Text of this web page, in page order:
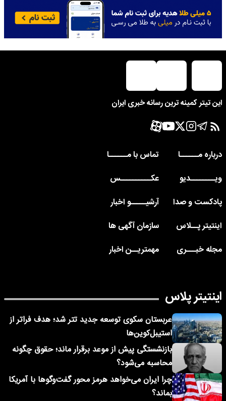
این تیتر کمینه ترین رسانه خبری ایران
درباره مــــــا
تماس با مــــــا
ویــــــــدیو
عکــــــــــس
پادکست و صدا
آرشیـــــو اخبار
اینتیتر پــلاس
سازمان آگهی ها
مجله خبـــری
مهمتریــن اخبار
اینتیتر پلاس
عربستان سکوی توسعه جدید تتر شد؛ هدف فراتر از
استیبل‌کوین‌ها
بازنشستگی پیش از موعد برقرار ماند؛ حقوق چگونه
محاسبه می‌شود؟
چرا ایران می‌خواهد هرمز محور گفت‌وگوها با آمریکا
بماند؟